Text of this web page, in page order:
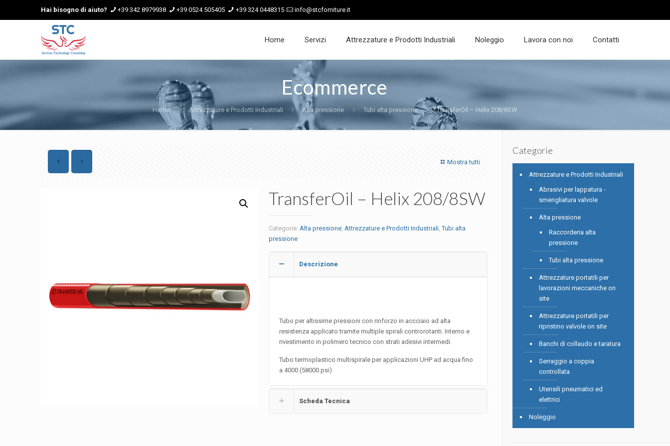
Hai bisogno di aiuto? +39 342 8979938 +39 0524 505405 +39 324 0448315 info@stcforniture.it
Home Servizi Attrezzature e Prodotti Industriali Noleggio Lavora con noi Contatti
Ecommerce
Home Attrezzature e Prodotti Industriali Alta pressione Tubi alta pressione TransferOil – Helix 208/8SW
Mostra tutti
TransferOil – Helix 208/8SW
Categorie: Alta pressione, Attrezzature e Prodotti Industriali,Tubi alta
pressione
Descrizione
Tubo per altissime pressioni con rinforzo in accciaio ad alta
resistenza applicato tramite multiple spirali controrotanti. Interno e
rivestimento in polimero tecnico con strati adesivi intermedi.
Tubo termoplastico multispirale per applicazioni UHP ad acqua fino
a 4000 (58000 psi)
Scheda Tecnica
Categorie
Attrezzature e Prodotti Industriali
Abrasivi per lappatura -
smerigliatura valvole
Alta pressione
Raccorderia alta
pressione
Tubi alta pressione
Attrezzature portatili per
lavorazioni meccaniche on
site
Attrezzature portatili per
ripristino valvole on site
Banchi di collaudo e taratura
Serraggio a coppia
controllata
Utensili pneumatici ed
elettrici
Noleggio